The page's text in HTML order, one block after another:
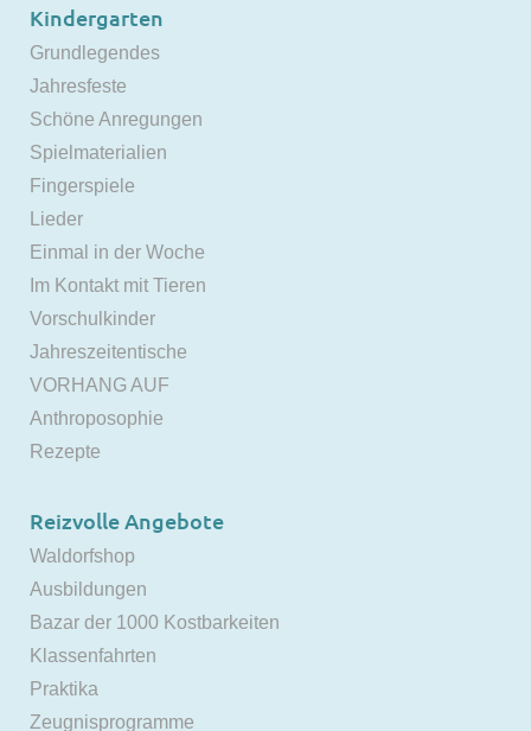
Kindergarten
Grundlegendes
Jahresfeste
Schöne Anregungen
Spielmaterialien
Fingerspiele
Lieder
Einmal in der Woche
Im Kontakt mit Tieren
Vorschulkinder
Jahreszeitentische
VORHANG AUF
Anthroposophie
Rezepte
Reizvolle Angebote
Waldorfshop
Ausbildungen
Bazar der 1000 Kostbarkeiten
Klassenfahrten
Praktika
Zeugnisprogramme